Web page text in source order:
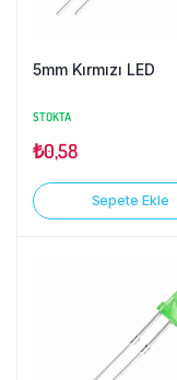
5mm Kırmızı LED
STOKTA
₺0,58
Sepete Ekle